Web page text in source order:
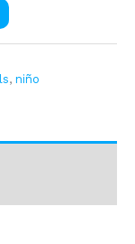
, niño